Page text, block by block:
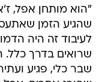
"הוא מותחן אפל,
שהגיע הזמן
לעיבוד זה היה
שרואים בדרך כלל.
שבר כלי, פגיע